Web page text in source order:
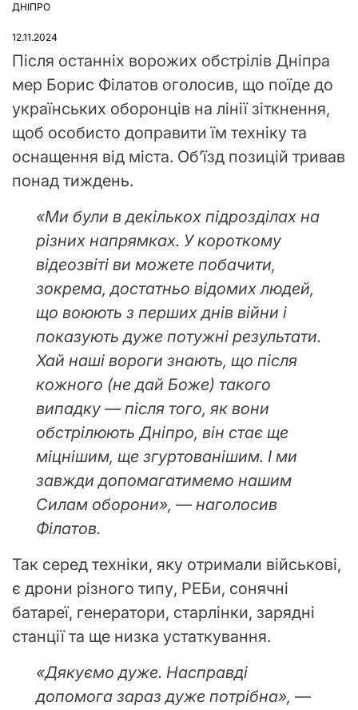
ОПУБЛІКУВАТИ
ДНІПРО
12.11.2024
Після останніх ворожих обстрілів Дніпра
мер Борис Філатов оголосив, що поїде до
українських оборонців на лінії зіткнення,
щоб особисто доправити їм техніку та
оснащення від міста. Об’їзд позицій тривав
понад тиждень.
«Ми були в декількох підрозділах на
різних напрямках. У короткому
відеозвіті ви можете побачити,
зокрема, достатньо відомих людей,
що воюють з перших днів війни і
показують дуже потужні результати.
Хай наші вороги знають, що після
кожного (не дай Боже) такого
випадку — після того, як вони
обстрілюють Дніпро, він стає ще
міцнішим, ще згуртованішим. І ми
завжди допомагатимемо нашим
Силам оборони», — наголосив
Філатов.
Так серед техніки, яку отримали військові,
є дрони різного типу, РЕБи, сонячні
батареї, генератори, старлінки, зарядні
станції та ще низка устаткування.
«Дякуємо дуже. Насправді
допомога зараз дуже потрібна», —